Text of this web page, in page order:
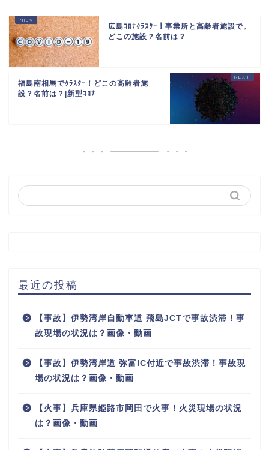
広島ｺﾛﾅｸﾗｽﾀｰ！事業所と高齢者施設で。
どこの施設？名前は？
福島南相馬でｸﾗｽﾀｰ！どこの高齢者施
設？名前は？|新型ｺﾛﾅ
最近の投稿
【事故】伊勢湾岸自動車道 飛島JCTで事故渋滞！事
故現場の状況は？画像・動画
【事故】伊勢湾岸道 弥富IC付近で事故渋滞！事故現
場の状況は？画像・動画
【火事】兵庫県姫路市岡田で火事！火災現場の状況
は？画像・動画